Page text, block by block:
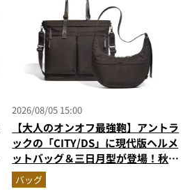
2026/08/05 15:00
【大人のオンオフ最強鞄】アントラ
ックの「CITY/DS」に現代版ヘルメ
ットバッグ＆三日月型が登場！秋服
に絶対合う新色モールブラウンが傑
作
バッグ